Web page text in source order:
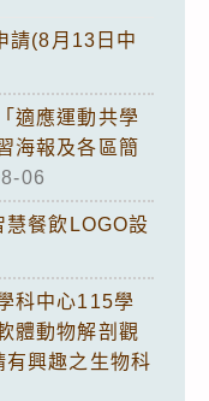
請(8月13日中
適應運動共學
海報及各區簡
06
餐飲LOGO設
科中心115學
體動物解剖觀
興趣之生物科